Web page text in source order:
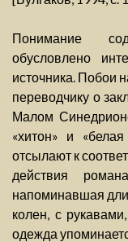
Понимание
обусловлено
источника. Побои
переводчику о
Малом
«хитон» и
отсылают к
действия
напоминавшая
колен, с
одежда